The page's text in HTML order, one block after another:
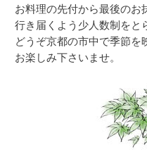
お料理の先付から最後のお
行き届くよう少人数制をと
どうぞ京都の市中で季節を
お楽しみ下さいませ。